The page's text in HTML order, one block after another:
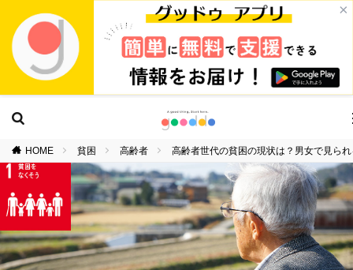
×
HOME 貧困 高齢者 高齢者世代の貧困の現状は？男女で見ら